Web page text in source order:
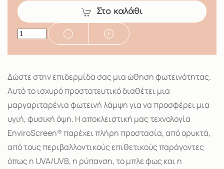
Στο καλάθι
Δώστε στην επιδερμίδα σας μια ώθηση φωτεινότητας.
Αυτό το ισχυρό προστατευτικό διαθέτει μια
μαργαριταρένια φωτεινή λάμψη για να προσφέρει μια
υγιή, φυσική όψη. Η αποκλειστική μας τεχνολογία
EnviroScreen® παρέχει πλήρη προστασία, από ορυκτά,
από τους περιβαλλοντικούς επιθετικούς παράγοντες
όπως η UVA/UVB, η ρύπανση, το μπλε φως και η